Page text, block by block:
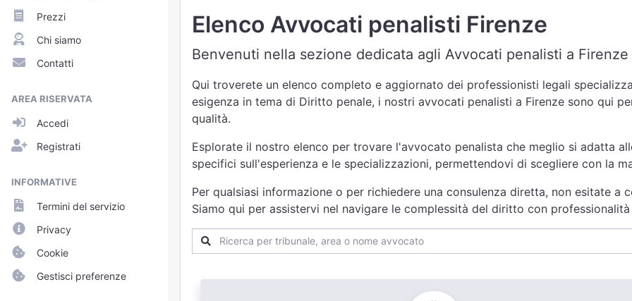
Avvocati e praticanti
Visitatori del sito
Approfondimenti
Profili pubblici
Richieste
Prezzi
Chi siamo
Contatti
AREA RISERVATA
Accedi
Registrati
INFORMATIVE
Termini del servizio
Privacy
Cookie
Gestisci preferenze
Elenco Avvocati penalisti Firenze
Benvenuti nella sezione dedicata agli Avvocati penalisti a
Qui troverete un elenco completo e aggiornato dei professionisti legali
esigenza in tema di Diritto penale, i nostri avvocati penalisti a Firenze sono qui
qualità.
Esplorate il nostro elenco per trovare l'avvocato penalista che meglio si adatta
specifici sull'esperienza e le specializzazioni, permettendovi di scegliere con la
Per qualsiasi informazione o per richiedere una consulenza diretta, non esitate
Siamo qui per assistervi nel navigare le complessità del diritto con